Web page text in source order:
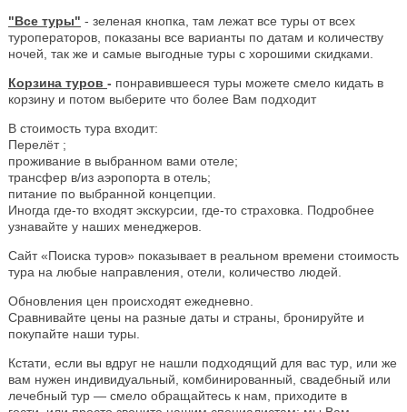
"Все туры" - зеленая кнопка, там лежат все туры от всех
туроператоров, показаны все варианты по датам и количеству
ночей, так же и самые выгодные туры с хорошими скидками.
Корзина туров - понравившееся туры можете смело кидать в
корзину и потом выберите что более Вам подходит
В стоимость тура входит:
Перелёт ;
проживание в выбранном вами отеле;
трансфер в/из аэропорта в отель;
питание по выбранной концепции.
Иногда где-то входят экскурсии, где-то страховка. Подробнее
узнавайте у наших менеджеров.
Сайт «Поиска туров» показывает в реальном времени стоимость
тура на любые направления, отели, количество людей.
Обновления цен происходят ежедневно.
Сравнивайте цены на разные даты и страны, бронируйте и
покупайте наши туры.
Кстати, если вы вдруг не нашли подходящий для вас тур, или же
вам нужен индивидуальный, комбинированный, свадебный или
лечебный тур — смело обращайтесь к нам, приходите в